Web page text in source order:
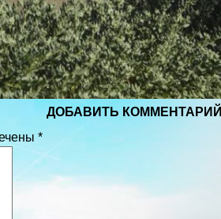
ДОБАВИТЬ КОММЕНТАРИЙ
*